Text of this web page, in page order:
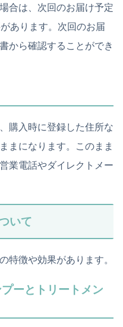
合は、次回のお届け予定
あります。次回のお届
から確認することができ
購入時に登録した住所な
まになります。このまま
業電話やダイレクトメー
いて
特徴や効果があります。
ーとトリートメン